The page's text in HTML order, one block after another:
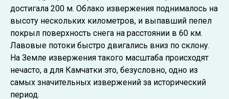
достигала 200 м. Облако извержения поднималось на
высоту нескольких километров, и выпавший пепел
покрыл поверхность снега на расстоянии в 60 км.
Лавовые потоки быстро двигались вниз по склону.
На Земле извержения такого масштаба происходят
нечасто, а для Камчатки это, безусловно, одно из
самых значительных извержений за исторический
период.